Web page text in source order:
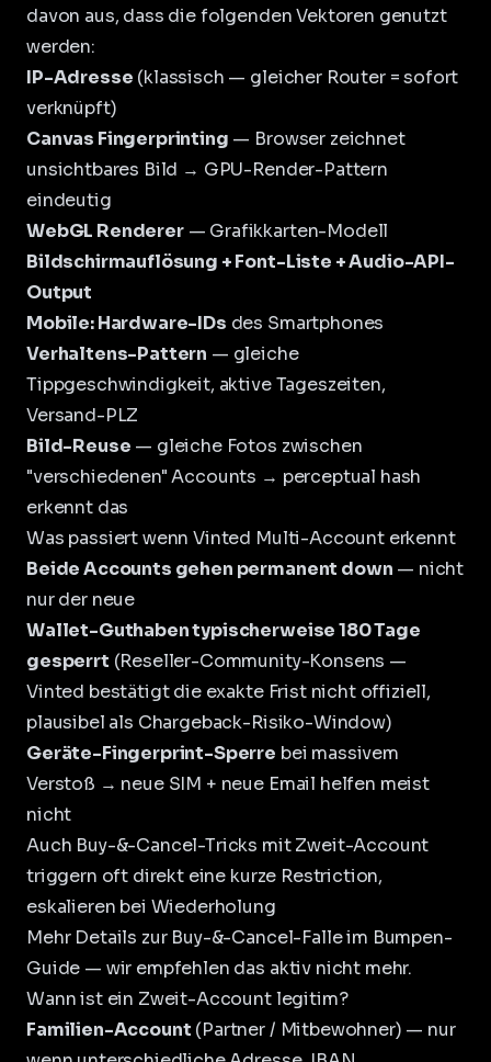
davon aus, dass die folgenden Vektoren genutzt
werden:
IP-Adresse (klassisch — gleicher Router = sofort
verknüpft)
Canvas Fingerprinting — Browser zeichnet
unsichtbares Bild → GPU-Render-Pattern
eindeutig
WebGL Renderer— Grafikkarten-Modell
Bildschirmauflösung + Font-Liste + Audio-API-
Output
Mobile: Hardware-IDs des Smartphones
Verhaltens-Pattern — gleiche
Tippgeschwindigkeit, aktive Tageszeiten,
Versand-PLZ
Bild-Reuse — gleiche Fotos zwischen
"verschiedenen" Accounts → perceptual hash
erkennt das
Was passiert wenn Vinted Multi-Account erkennt
Beide Accounts gehen permanent down — nicht
nur der neue
Wallet-Guthaben typischerweise 180 Tage
gesperrt (Reseller-Community-Konsens —
Vinted bestätigt die exakte Frist nicht offiziell,
plausibel als Chargeback-Risiko-Window)
Geräte-Fingerprint-Sperre bei massivem
Verstoß → neue SIM + neue Email helfen meist
nicht
Auch Buy-&-Cancel-Tricks mit Zweit-Account
triggern oft direkt eine kurze Restriction,
eskalieren bei Wiederholung
Mehr Details zur Buy-&-Cancel-Falle im Bumpen-
Guide — wir empfehlen das aktiv nicht mehr.
Wann ist ein Zweit-Account legitim?
Familien-Account (Partner / Mitbewohner) — nur